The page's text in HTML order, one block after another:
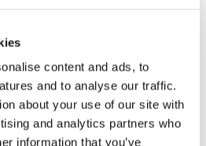
content and ads, to
and to analyse our traffic.
about your use of our site with
and analytics partners who
information that you’ve
NL857083855B01